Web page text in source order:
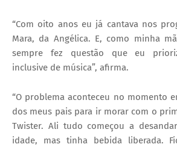
“Com oito anos eu já cantava nos
Mara, da Angélica. E, como minha
sempre fez questão que eu
inclusive de música”, afirma.
“O problema aconteceu no momento
dos meus pais para ir morar com o
Twister. Ali tudo começou a
idade, mas tinha bebida liberada.